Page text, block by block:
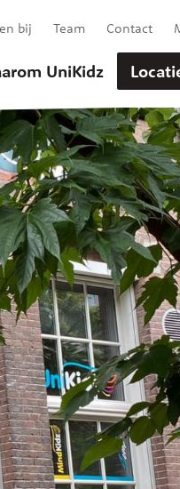
UniKidz
bij Team Contact